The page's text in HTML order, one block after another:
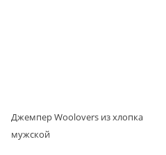
Джемпер Woolovers из хлопка
мужской